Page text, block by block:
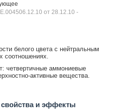
от 28.12.10 -
белого цвета с нейтральным
соотношениях.
четвертичные аммониевые
активные вещества.
и эффекты